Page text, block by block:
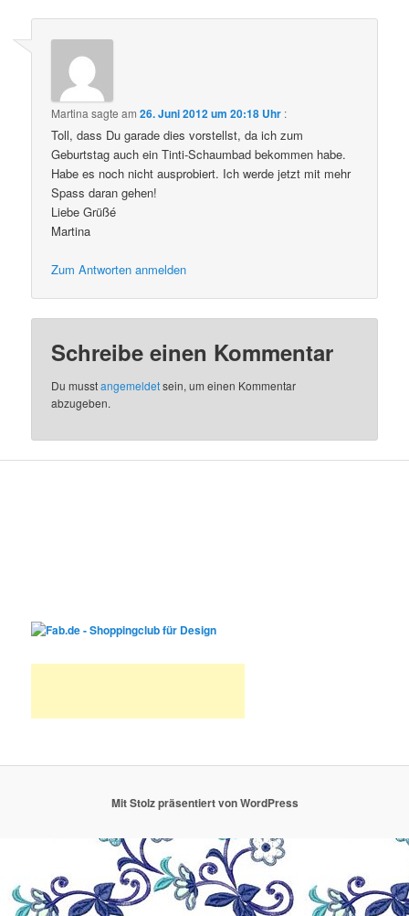
Martina sagte am26. Juni 2012 um 20:18 Uhr :
Toll, dass Du garade dies vorstellst, da ich zum
Geburtstag auch ein Tinti-Schaumbad bekommen habe.
Habe es noch nicht ausprobiert. Ich werde jetzt mit mehr
Spass daran gehen!
Liebe Grüßé
Martina
Zum Antworten anmelden
Schreibe einen Kommentar
Du musstangemeldetsein, um einen Kommentar
abzugeben.
Mit Stolz präsentiert von WordPress